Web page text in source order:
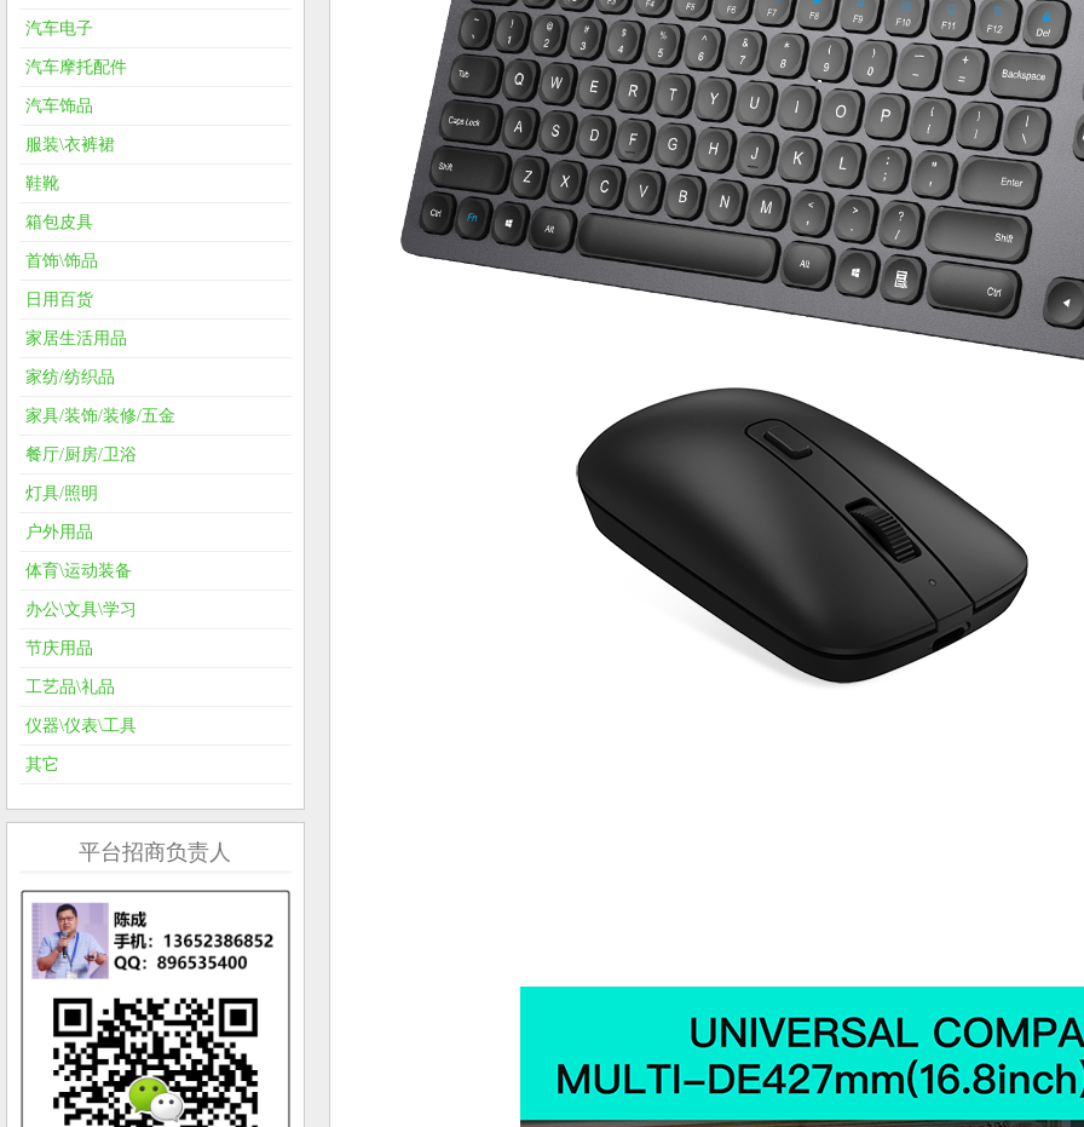
汽车电子
汽车摩托配件
汽车饰品
服装\衣裤裙
鞋靴
箱包皮具
首饰\饰品
日用百货
家居生活用品
家纺/纺织品
家具/装饰/装修/五金
餐厅/厨房/卫浴
灯具/照明
户外用品
体育\运动装备
办公\文具\学习
节庆用品
工艺品\礼品
仪器\仪表\工具
其它
平台招商负责人